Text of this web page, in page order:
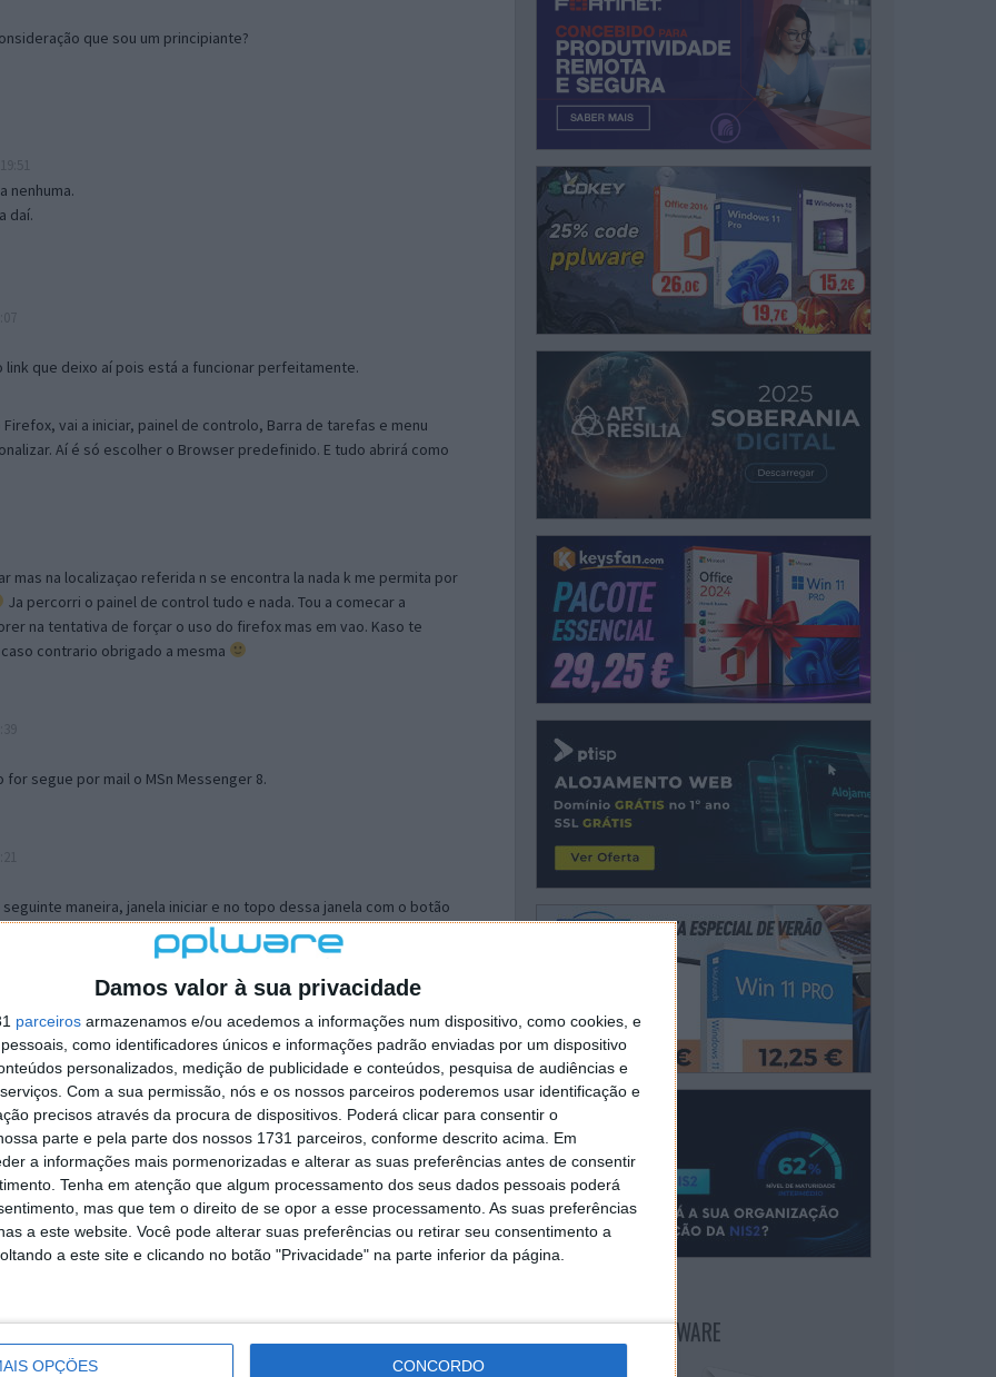
Damos valor à sua privacidade
parceiros armazenamos e/ou acedemos a informações num dispositivo, como cookies, e
como identificadores únicos e informações padrão enviadas por um dispositivo
personalizados, medição de publicidade e conteúdos, pesquisa de audiências e
Com a sua permissão, nós e os nossos parceiros poderemos usar identificação e
precisos através da procura de dispositivos. Poderá clicar para consentir o
parte e pela parte dos nossos 1731 parceiros, conforme descrito acima. Em
a informações mais pormenorizadas e alterar as suas preferências antes de consentir
Tenha em atenção que algum processamento dos seus dados pessoais poderá
mas que tem o direito de se opor a esse processamento. As suas preferências
a este website. Você pode alterar suas preferências ou retirar seu consentimento a
a este site e clicando no botão "Privacidade" na parte inferior da página.
OPÇÕES CONCORDO
que sou um principiante?
nenhuma.
daí.
que deixo aí pois está a funcionar perfeitamente.
vai a iniciar, painel de controlo, Barra de tarefas e menu
Aí é só escolher o Browser predefinido. E tudo abrirá como
mas na localizaçao referida n se encontra la nada k me permita por
Ja percorri o painel de control tudo e nada. Tou a comecar a
na tentativa de forçar o uso do firefox mas em vao. Kaso te
contrario obrigado a mesma
for segue por mail o MSn Messenger 8.
maneira, janela iniciar e no topo dessa janela com o botão
separador Menu ‘Iniciar’ clica no botão ‘Personalizar’ aí
escolheres o Browser com que queres navegar e o gestor de
ao teu Firefox e nas ferramentas ou tools escolhes ‘Opções’ ou
e logo perto do fim encontras um local para colocares um visto
é o browser predefinido.
mail algum.
17:00
NEWSLETTER PPLWARE